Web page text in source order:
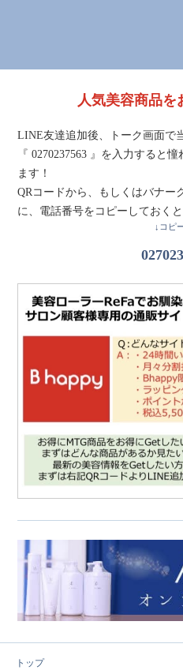
人気美容商品を
LINE友達追加後、トーク画面で
『 0270237563 』を入力すると
ます！
QRコードから、もしくはバナー
に、電話番号をコピーしておくと
↓コピ
トップ